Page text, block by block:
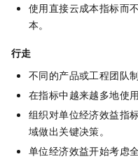
使用直接云成本指标而
本。
行走
不同的产品或工程团队
在指标中越来越多地使
组织对单位经济效益指
域做出关键决策。
单位经济效益开始考虑